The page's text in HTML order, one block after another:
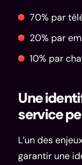
70% par
20% par
10% par
Une
service
L’un des
garantir une